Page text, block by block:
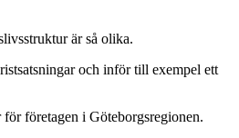
är så olika.
och inför till exempel ett
företagen i Göteborgsregionen.